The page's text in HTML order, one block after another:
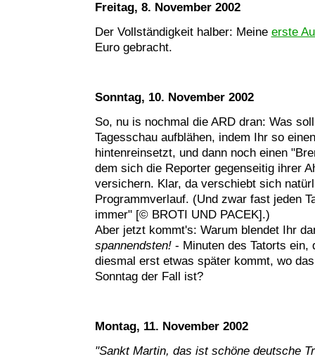
Freitag, 8. November 2002
Der Vollständigkeit halber: Meine erste
Euro gebracht.
Sonntag, 10. November 2002
So, nu is nochmal die ARD dran: Was
Tagesschau aufblähen, indem Ihr so
hintenreinsetzt, und dann noch einen
dem sich die Reporter gegenseitig ihrer
versichern. Klar, da verschiebt sich
Programmverlauf. (Und zwar fast jeden
immer" [© BROTI UND PACEK].)
Aber jetzt kommt's: Warum blendet Ihr
spannendsten!- Minuten des Tatorts ein,
diesmal erst etwas später kommt, wo
Sonntag der Fall ist?
Montag, 11. November 2002
"Sankt Martin, das ist schöne deutsche